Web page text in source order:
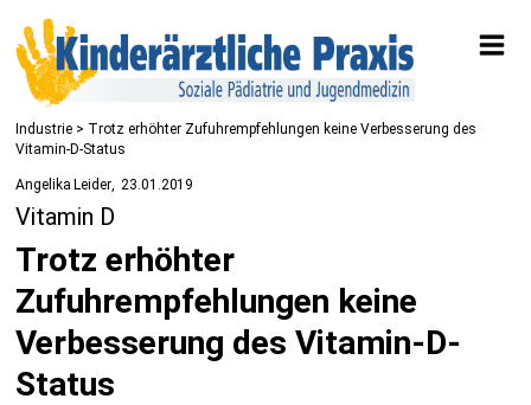
Industrie > Trotz erhöhter Zufuhrempfehlungen keine Verbesserung des
Vitamin-D-Status
Angelika Leider 23.01.2019
Vitamin D
Trotz erhöhter
Zufuhrempfehlungen keine
Verbesserung des Vitamin-D-
Status